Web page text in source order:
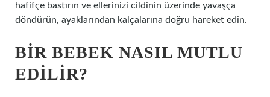
hafifçe bastırın ve ellerinizi cildinin üzerinde yavaşça
döndürün, ayaklarından kalçalarına doğru hareket edin.
BIR BEBEK NASIL MUTLU
EDILIR?